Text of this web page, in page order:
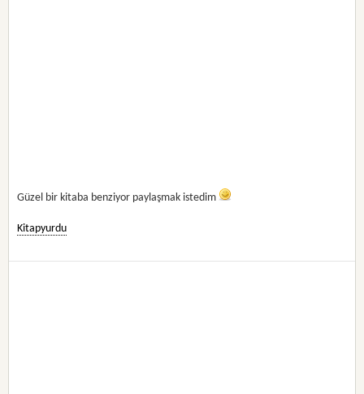
Güzel bir kitaba benziyor paylaşmak istedim
Kitapyurdu